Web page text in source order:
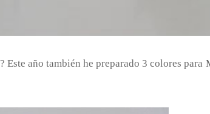
? Este año también he preparado 3 colores para